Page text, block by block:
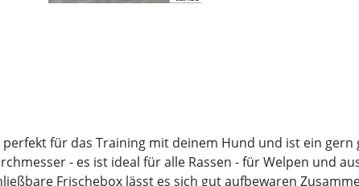
für das Training mit deinem Hund und ist ein
- es ist ideal für alle Rassen - für Welpen und
Frischebox lässt es sich gut aufbewaren